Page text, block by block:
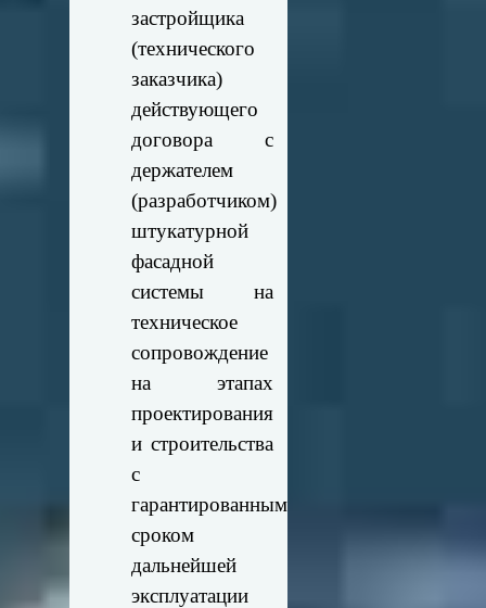
застройщика
(технического
заказчика)
действующего
договора с
держателем
(разработчиком)
штукатурной
фасадной
системы на
техническое
сопровождение
на этапах
проектирования
и строительства
с
гарантированным
сроком
дальнейшей
эксплуатации